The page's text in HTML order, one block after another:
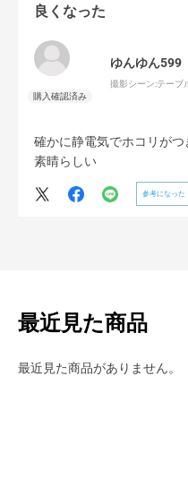
良くなった
ゆんゆん599
撮影シーン:テーブ
確かに静電気でホコリがつ
素晴らしい
参考になった
最近見た商品
最近見た商品がありません。